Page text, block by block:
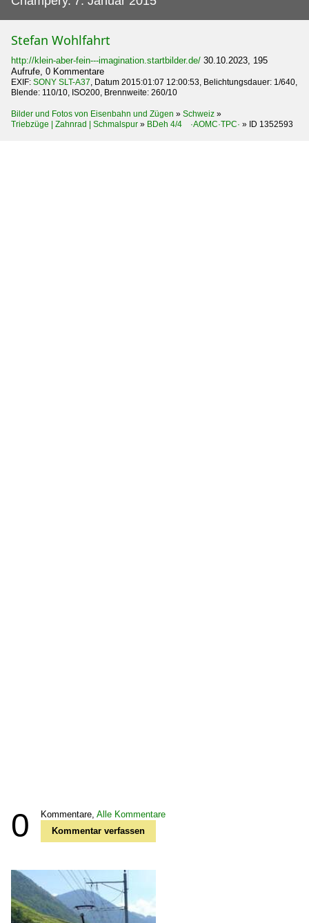
Stefan Wohlfahrt
http://klein-aber-fein---imagination.startbilder.de/ 30.10.2023, 195
Aufrufe, 0 Kommentare
EXIF: SONY SLT-A37, Datum 2015:01:07 12:00:53, Belichtungsdauer: 1/640,
Blende: 110/10, ISO200, Brennweite: 260/10
Bilder und Fotos von Eisenbahn und Zügen » Schweiz »
Triebzüge | Zahnrad | Schmalspur » BDeh 4/4 ·AOMC·TPC· » ID 1352593
0 Kommentare, Alle Kommentare
Kommentar verfassen